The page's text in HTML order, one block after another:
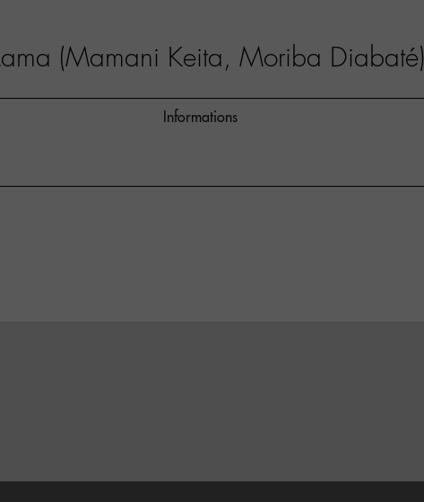
(Mamani Keita, Moriba Diabaté)
Informations